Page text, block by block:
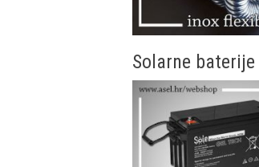
Solarne baterije